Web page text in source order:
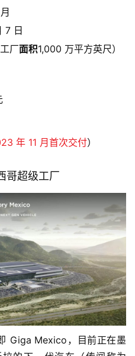
7 日
厂面积1,000 万平方英尺）
年 11 月首次交付）
哥超级工厂
Giga Mexico，目前正在墨